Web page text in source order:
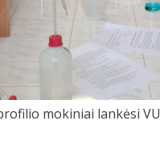
mokiniai lankėsi